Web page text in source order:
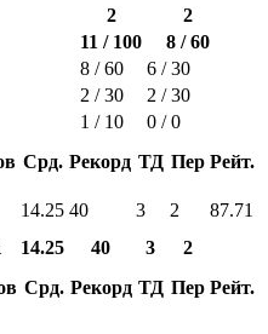
2
2
11 / 100
8 / 60
8 / 60
6 / 30
2 / 30
2 / 30
1 / 10
0 / 0
Срд. Рекорд ТД Пер Рейт.
14.25 40 3 2
87.71
14.25 40 3
2
Срд. Рекорд ТД Пер Рейт.